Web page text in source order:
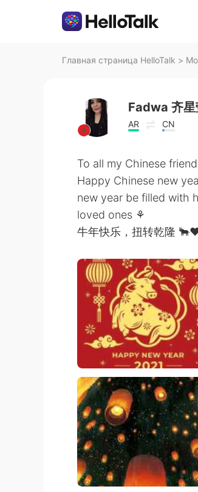
Главная страница HelloTalk >
Fadwa 齐星
AR CN
To all my Chinese
Happy Chinese new
new year be filled with
loved ones ⚘
牛年快乐，扭转乾隆